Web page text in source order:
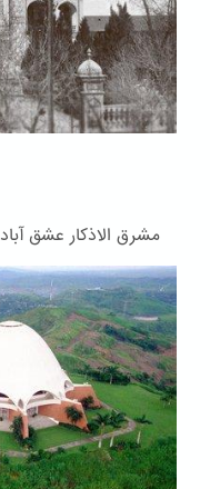
مشرق الاذکار عشق آباد